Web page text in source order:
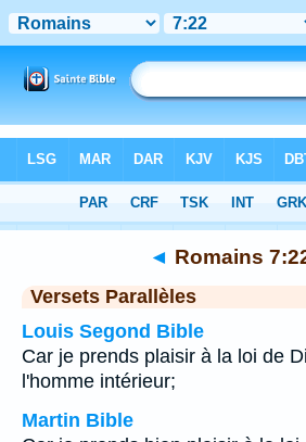
Chapitre 7 > Verset 22
◄ Romains
Versets Parallèles
Louis Segond Bible
Car je prends plaisir à la loi de
l'homme intérieur;
Martin Bible